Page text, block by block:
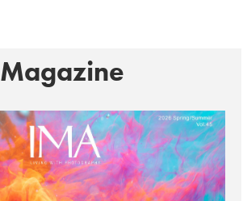
Magazine